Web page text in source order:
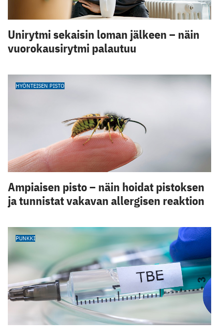
Unirytmi sekaisin loman jälkeen – näin
vuorokausirytmi palautuu
HYÖNTEISEN PISTO
Ampiaisen pisto – näin hoidat pistoksen
ja tunnistat vakavan allergisen reaktion
PUNKKI